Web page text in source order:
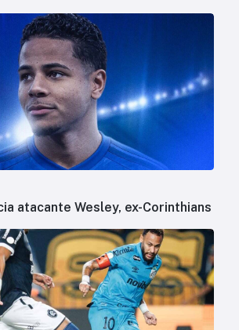
atacante Wesley, ex-Corinthians